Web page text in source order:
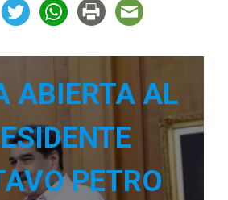
ABIERTA AL
PETRO